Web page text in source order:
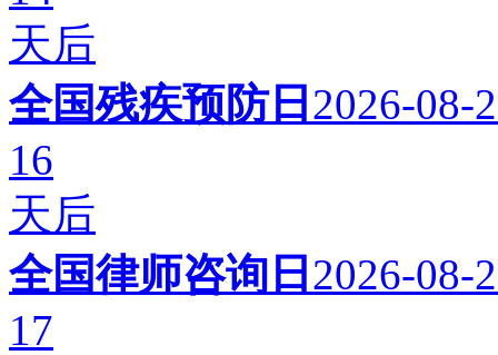
天后
全国残疾预防日 2026-08-
16
天后
全国律师咨询日 2026-08-
17